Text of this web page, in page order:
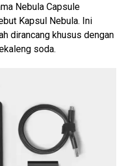
Nebula Capsule
Kapsul Nebula. Ini
dirancang khusus dengan
soda.